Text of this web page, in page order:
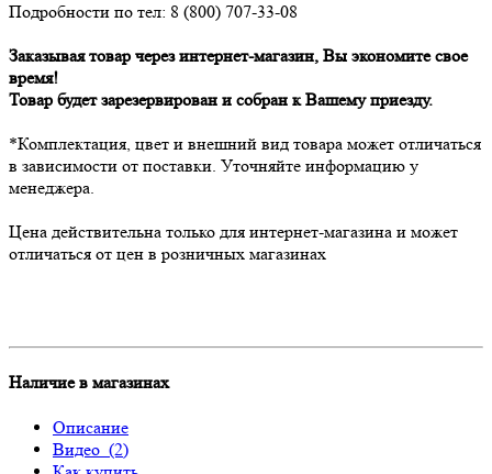
Подробности по тел: 8 (800) 707-33-08
Заказывая товар через интернет-магазин, Вы экономите свое
время!
Товар будет зарезервирован и собран к Вашему приезду.
*Комплектация, цвет и внешний вид товара может отличаться
в зависимости от поставки. Уточняйте информацию у
менеджера.
Цена действительна только для интернет-магазина и может
отличаться от цен в розничных магазинах
Наличие в магазинах
Описание
Видео (2)